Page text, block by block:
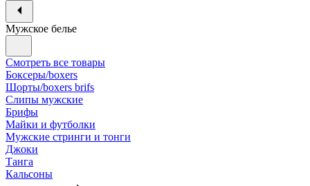
Мужское белье
Смотреть все товары
Боксеры/boxers
Шорты/boxers brifs
Слипы мужские
Брифы
Майки и футболки
Мужские стринги и тонги
Джоки
Танга
Кальсоны